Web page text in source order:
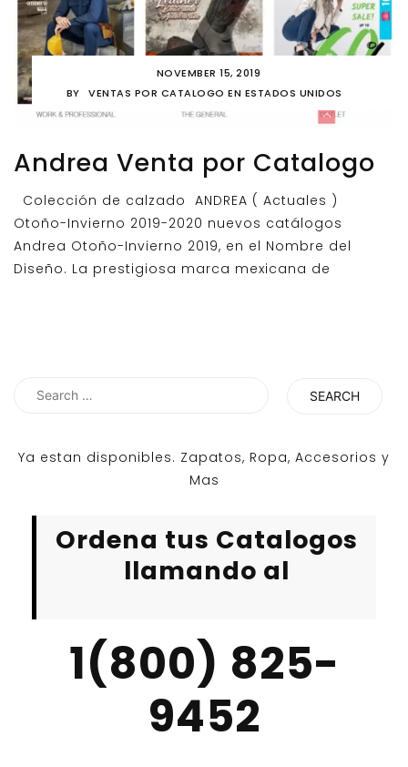
NOVEMBER 15, 2019
BY
VENTAS POR CATALOGO EN ESTADOS UNIDOS
Andrea Venta por Catalogo
Colección de calzado ANDREA ( Actuales )
Otoño-Invierno 2019-2020 nuevos catálogos
Andrea Otoño-Invierno 2019, en el Nombre del
Diseño. La prestigiosa marca mexicana de
Search
Ya estan disponibles. Zapatos, Ropa, Accesorios y
Mas
Ordena tus Catalogos
llamando al
1(800) 825-
9452